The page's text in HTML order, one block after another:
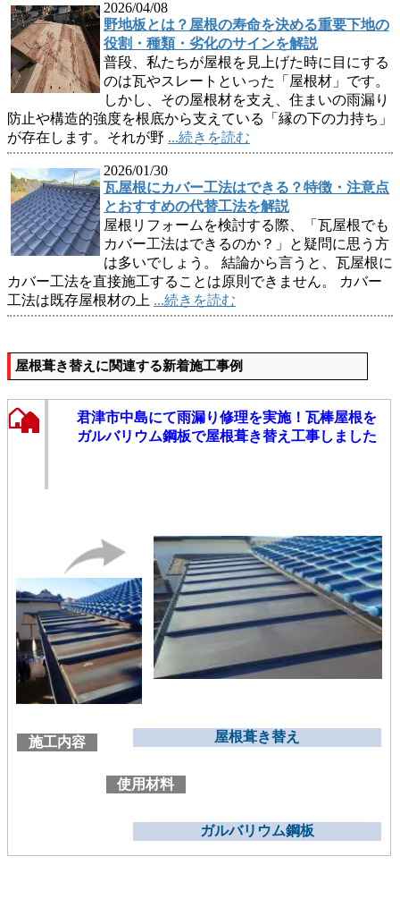
2026/04/08
野地板とは？屋根の寿命を決める重要下地の
役割・種類・劣化のサインを解説
普段、私たちが屋根を見上げた時に目にする
のは瓦やスレートといった「屋根材」です。
しかし、その屋根材を支え、住まいの雨漏り
防止や構造的強度を根底から支えている「縁の下の力持ち」
が存在します。それが野 ...続きを読む
2026/01/30
瓦屋根にカバー工法はできる？特徴・注意点
とおすすめの代替工法を解説
屋根リフォームを検討する際、「瓦屋根でも
カバー工法はできるのか？」と疑問に思う方
は多いでしょう。 結論から言うと、瓦屋根に
カバー工法を直接施工することは原則できません。 カバー
工法は既存屋根材の上 ...続きを読む
屋根葺き替えに関連する新着施工事例
君津市中島にて雨漏り修理を実施！瓦棒屋根を
ガルバリウム鋼板で屋根葺き替え工事しました
施工内容 屋根葺き替え
使用材料
ガルバリウム鋼板